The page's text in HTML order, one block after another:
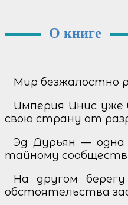
О книге
Мир безжалостно
Империя Инис
свою страну от
Эд Дурьян — одна
тайному
На другом
обстоятельства